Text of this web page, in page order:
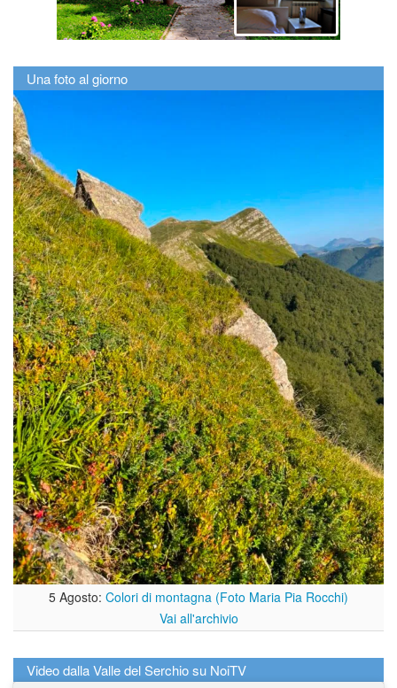
Una foto al giorno
5 Agosto: Colori di montagna (Foto Maria Pia Rocchi)
Vai all'archivio
Video dalla Valle del Serchio su NoiTV